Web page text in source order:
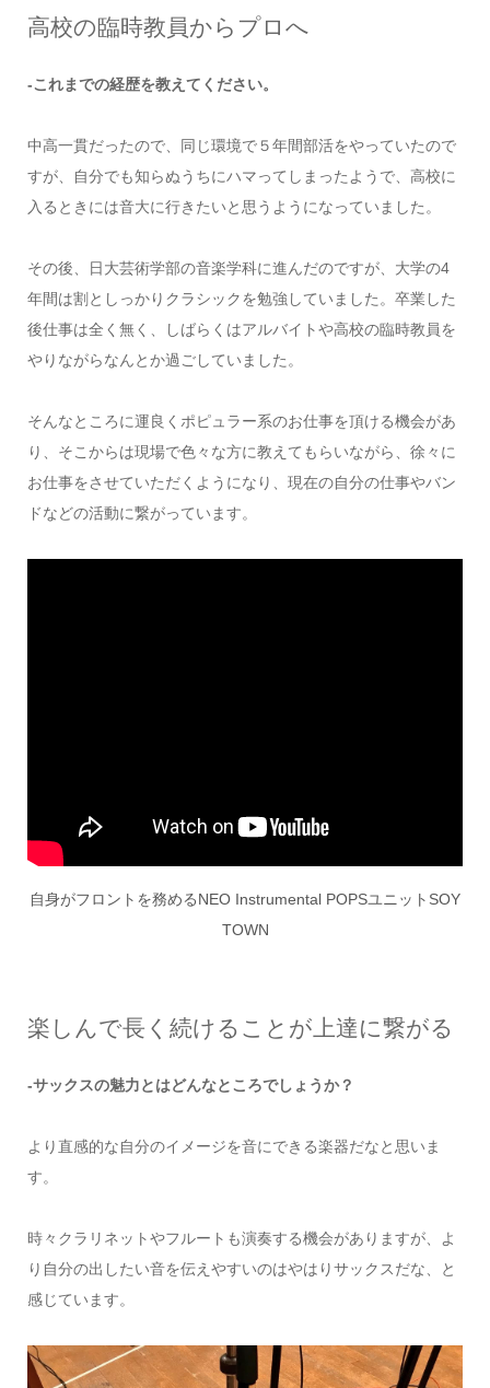
高校の臨時教員からプロへ
-これまでの経歴を教えてください。
中高一貫だったので、同じ環境で５年間部活をやっていたので
すが、自分でも知らぬうちにハマってしまったようで、高校に
入るときには音大に行きたいと思うようになっていました。
その後、日大芸術学部の音楽学科に進んだのですが、大学の4
年間は割としっかりクラシックを勉強していました。卒業した
後仕事は全く無く、しばらくはアルバイトや高校の臨時教員を
やりながらなんとか過ごしていました。
そんなところに運良くポピュラー系のお仕事を頂ける機会があ
り、そこからは現場で色々な方に教えてもらいながら、徐々に
お仕事をさせていただくようになり、現在の自分の仕事やバン
ドなどの活動に繋がっています。
自身がフロントを務めるNEO Instrumental POPSユニットSOY
TOWN
楽しんで長く続けることが上達に繋がる
-サックスの魅力とはどんなところでしょうか？
より直感的な自分のイメージを音にできる楽器だなと思いま
す。
時々クラリネットやフルートも演奏する機会がありますが、よ
り自分の出したい音を伝えやすいのはやはりサックスだな、と
感じています。